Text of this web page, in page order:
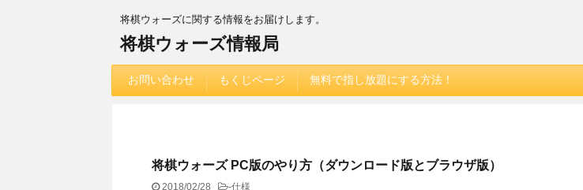
将棋ウォーズに関する情報をお届けします。
将棋ウォーズ情報局
お問い合わせ もくじページ 無料で指し放題にする方法！
将棋ウォーズ PC版のやり方（ダウンロード版とブラウザ版）
2018/02/28 -仕様